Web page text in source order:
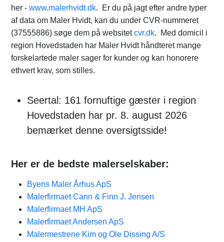
her - www.malerhvidt.dk. Er du på jagt efter andre typer
af data om Maler Hvidt, kan du under CVR-nummeret
(37555886) søge dem på websitetcvr.dk. Med domicil i
region Hovedstaden har Maler Hvidt håndteret mange
forskelartede maler sager for kunder og kan honorere
ethvert krav, som stilles.
Seertal: 161 fornuftige gæster i region
Hovedstaden har pr. 8. august 2026
bemærket denne oversigtsside!
Her er de bedste malerselskaber:
Byens Maler Århus ApS
Malerfirmaet Cann & Finn J. Jensen
Malerfirmaet MH ApS
Malerfirmaet Andersen ApS​
Malermestrene Kim og Ole Dissing A/S